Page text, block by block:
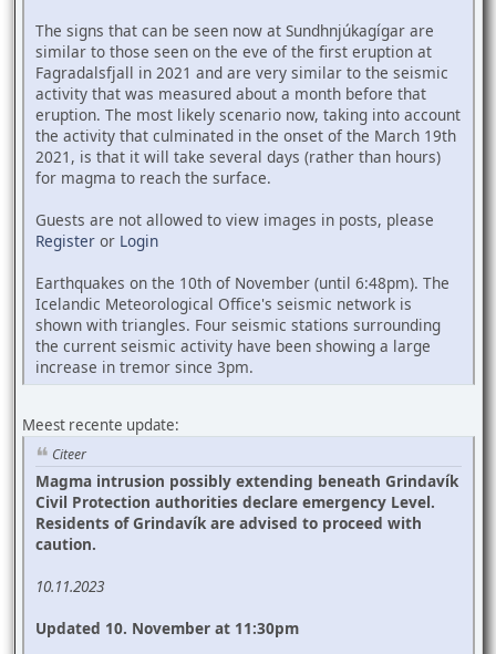
The signs that can be seen now at Sundhnjúkagígar are
similar to those seen on the eve of the first eruption at
Fagradalsfjall in 2021 and are very similar to the seismic
activity that was measured about a month before that
eruption. The most likely scenario now, taking into account
the activity that culminated in the onset of the March 19th
2021, is that it will take several days (rather than hours)
for magma to reach the surface.
Guests are not allowed to view images in posts, please
Register or Login
Earthquakes on the 10th of November (until 6:48pm). The
Icelandic Meteorological Office's seismic network is
shown with triangles. Four seismic stations surrounding
the current seismic activity have been showing a large
increase in tremor since 3pm.
Meest recente update:
Citeer
Magma intrusion possibly extending beneath Grindavík
Civil Protection authorities declare emergency Level.
Residents of Grindavík are advised to proceed with
caution.
10.11.2023
Updated 10. November at 11:30pm